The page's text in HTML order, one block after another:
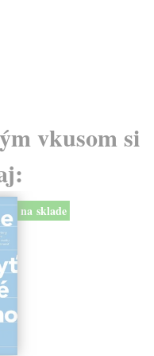
vkusom si
na sklade